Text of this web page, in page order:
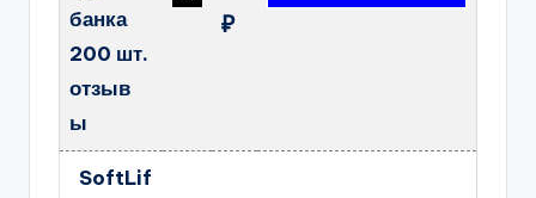
банка
200 шт.
отзыв
ы
₽
SoftLif